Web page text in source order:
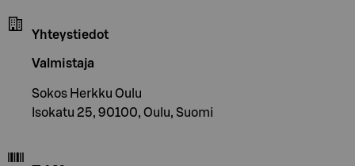
Yhteystiedot
Valmistaja
Sokos Herkku Oulu
Isokatu 25, 90100, Oulu, Suomi